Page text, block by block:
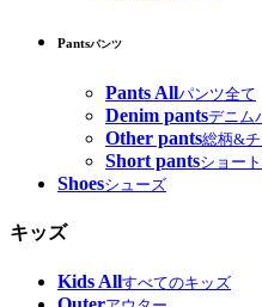
Pantsパンツ
Pants Allパンツ全て
Denim pantsデニム
Other pants総柄&
Short pantsショー
Shoesシューズ
キッズ
Kids Allすべてのキッズ